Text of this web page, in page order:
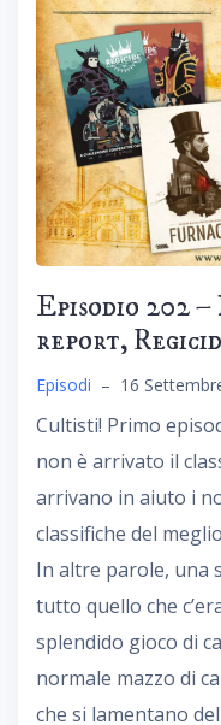
Episodio 202
report,
Episodi – 16
Cultisti! Primo
non è arrivato il
arrivano in aiuto i
classifiche del
In altre parole, una
tutto quello che
splendido gioco di
normale mazzo di
che si lamentano